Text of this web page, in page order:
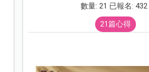
數量: 21 已報名: 432
21篇心得